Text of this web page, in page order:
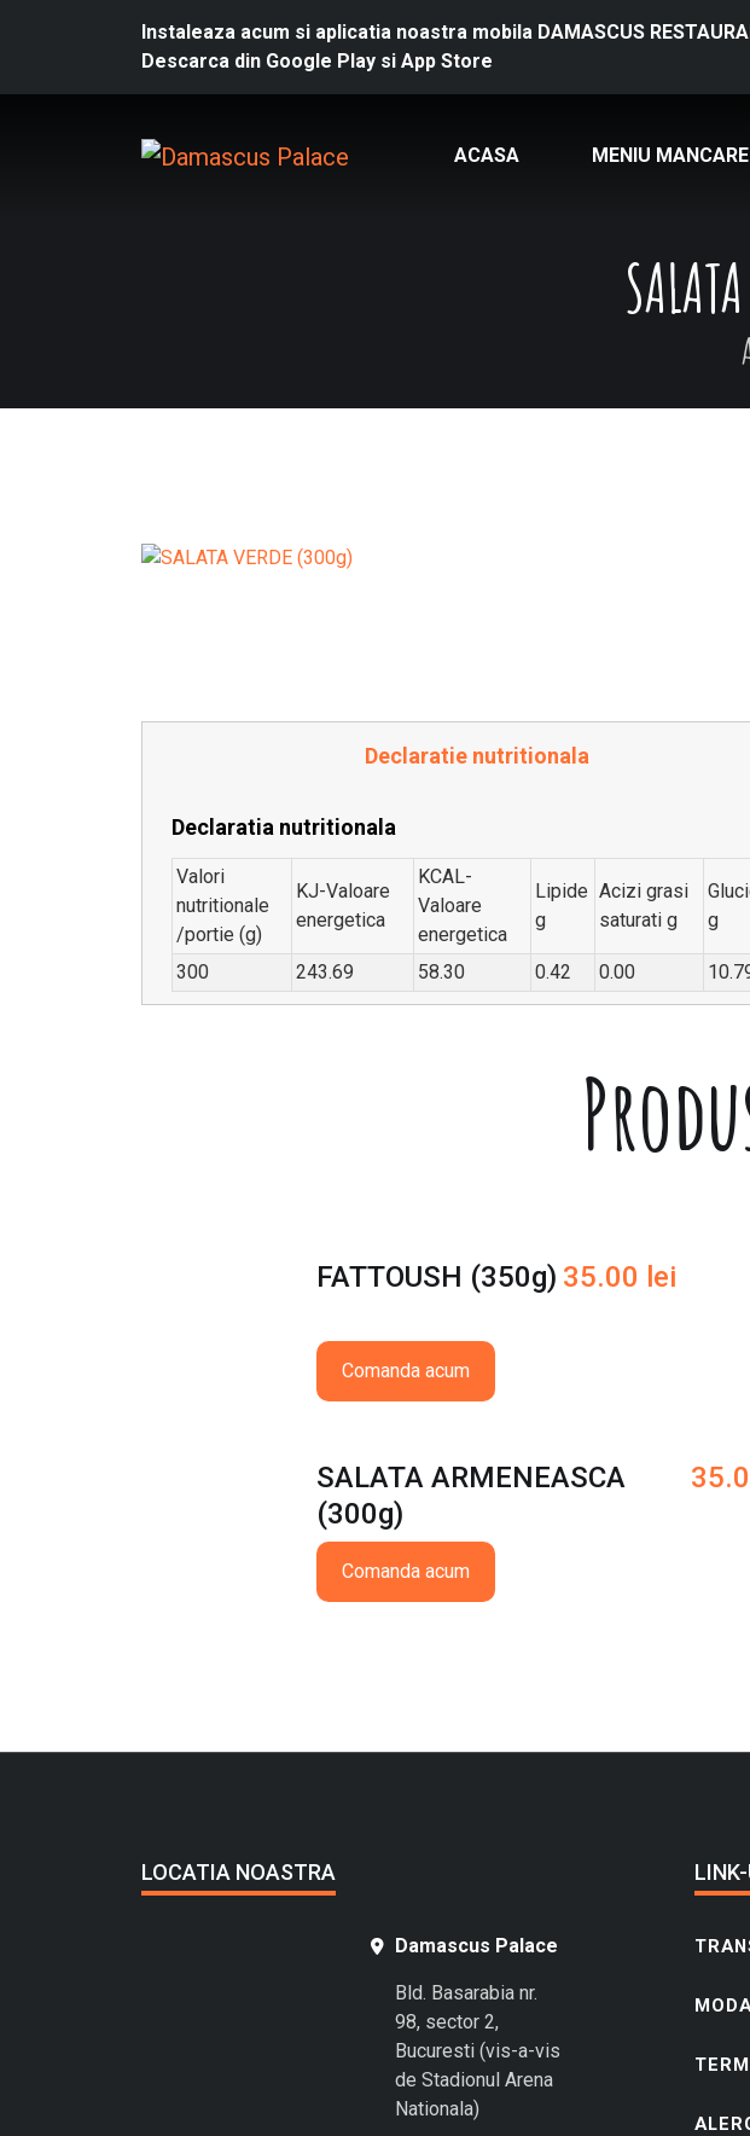
Instaleaza acum si aplicatia noastra mobila DAMASCUS
Descarca din Google Play si App Store
ACASA MENIU MANCARE
Declaratie nutritionala
Declaratia nutritionala
Valori
nutritionale
/portie (g)
KJ-Valoare
energetica
KCAL-
Valoare
energetica
Lipide
g
Acizi grasi
saturati g
g
300 243.69 58.30 0.42 0.00
FATTOUSH (350g) 35.00 lei
Comanda acum
SALATA ARMENEASCA
(300g)
Comanda acum
LOCATIA NOASTRA
Damascus Palace
Bld. Basarabia nr.
98, sector 2,
Bucuresti (vis-a-vis
de Stadionul Arena
Nationala)